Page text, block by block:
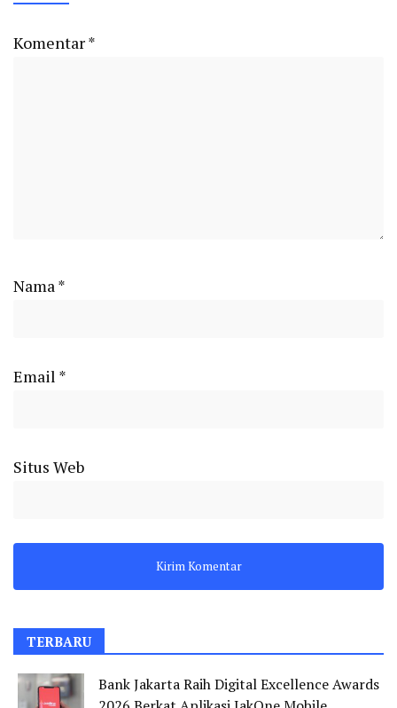
Komentar*
Nama*
Email *
Situs Web
TERBARU
Bank Jakarta Raih Digital Excellence Awards